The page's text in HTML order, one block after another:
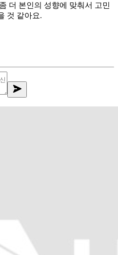
더 본인의 성향에 맞춰서 고민
것 같아요.